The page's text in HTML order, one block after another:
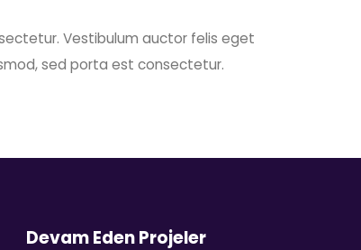
Vestibulum auctor felis eget
sed porta est consectetur.
Devam Eden Projeler